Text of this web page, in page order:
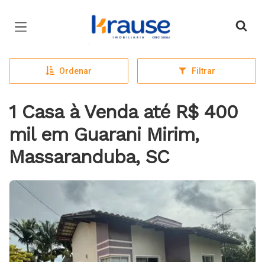
Página inicial
Ordenar Filtrar
1 Casa à Venda até R$ 400
mil em Guarani Mirim,
Massaranduba, SC